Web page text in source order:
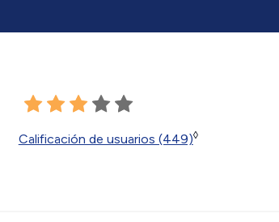
Calificación de usuarios (449)◊